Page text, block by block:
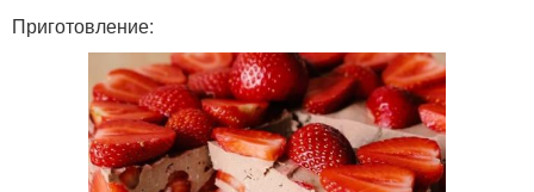
Приготовление: